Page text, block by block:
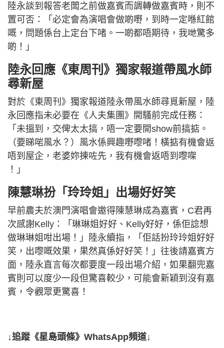
陸永談到報答老闆之前做嘉賓而調轉做嘉賓時，則不
置可否：「必定會為演唱會做啲嘢，到時一定喺紅館
嘅，問題係台上定台下啫。一啲都唔期待，我哋驚多
啲！」
陸永回應《東周刊》獨家報道帶風水師
尋新屋
對於《東周刊》獨家報道陸永帶風水師尋覓新屋，陸
永回應指未必要在《人夫集團》開騷前完成任務：
「未搵到，交俾太太搞，唔一定要開show前搞掂。
（要睇啱風水？）風水係興趣嘢嚟啫！橫掂有機會返
唔到屋企，老婆妳揀咗先，我有機會返唔到嚟㗎
！」
陳慧琳扮「玲玲姐」出場好好笑
早前農夫於澳門演唱會邀得陳慧琳成為嘉賓，C君再
次感謝Kelly：「琳琳姐好好、Kelly好好，係佢諗想
做琳琳姐咁出場！」陸永續指，「佢話扮玲玲姐好好
笑，出嚟嘅效果，果然真係好好笑！」往後請嘉賓方
面，陸永直言每次都要度一段出場介紹，如果翻兜嘉
賓則可以度少一段但驚喜較少，可能會新穎到沒有嘉
賓，令觀眾更驚喜！
↓追蹤《星島頭條》WhatsApp頻道↓